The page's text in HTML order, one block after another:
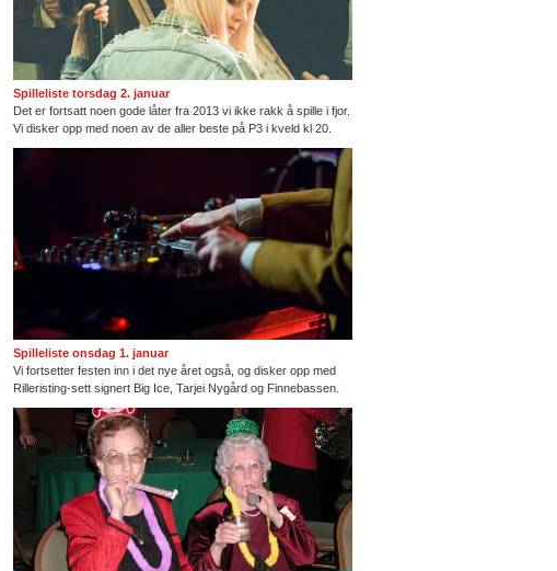
Spilleliste torsdag 2. januar
Det er fortsatt noen gode låter fra 2013 vi ikke rakk å spille i fjor.
Vi disker opp med noen av de aller beste på P3 i kveld kl 20.
Spilleliste onsdag 1. januar
Vi fortsetter festen inn i det nye året også, og disker opp med
Rilleristing-sett signert Big Ice, Tarjei Nygård og Finnebassen.